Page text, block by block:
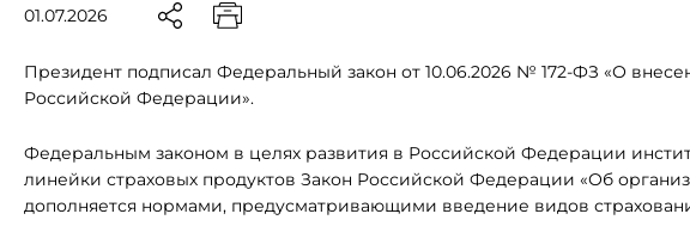
01.07.2026
Президент подписал Федеральный закон от 10.06.2026 № 172-ФЗ «О
Российской Федерации».
Федеральным законом в целях развития в Российской Федерации
линейки страховых продуктов Закон Российской Федерации «Об
дополняется нормами, предусматривающими введение видов